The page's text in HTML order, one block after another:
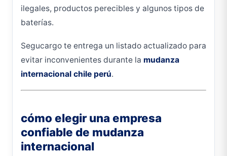
ilegales, productos perecibles y algunos tipos de
baterías.
Segucargo te entrega un listado actualizado para
evitar inconvenientes durante la mudanza
internacional chile perú.
cómo elegir una empresa
confiable de mudanza
internacional